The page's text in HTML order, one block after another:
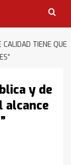
CALIDAD TIENE QUE
y de
alcance